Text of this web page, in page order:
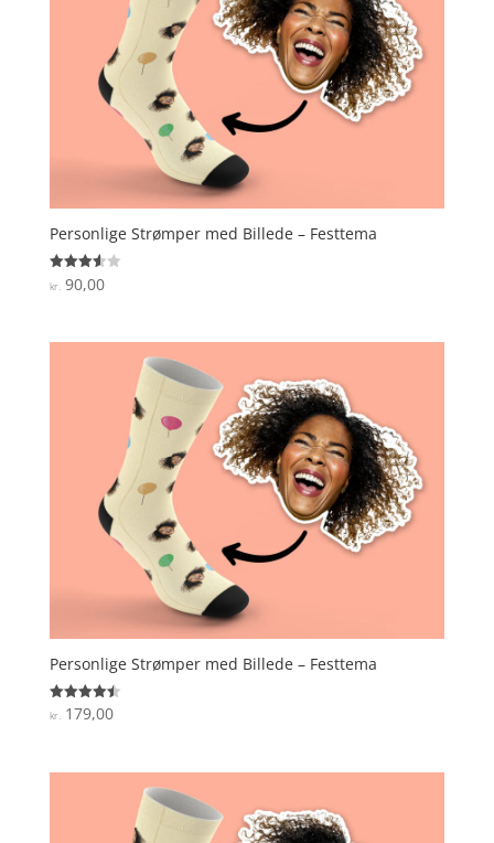
Personlige Strømper med Billede – Festtema
Vurderet
3.6
kr. 90,00
Personlige Strømper med Billede – Festtema
Vurderet
4.5
kr.179,00